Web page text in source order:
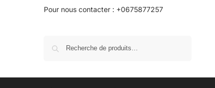
Pour nous contacter : +0675877257